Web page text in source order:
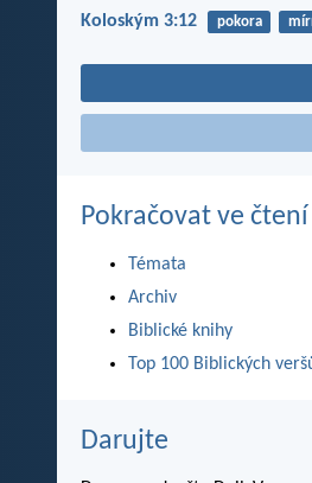
Koloským 3:12 pokora
Pokračovat ve čtení
Témata
Archiv
Biblické knihy
Top 100 Biblických
Darujte